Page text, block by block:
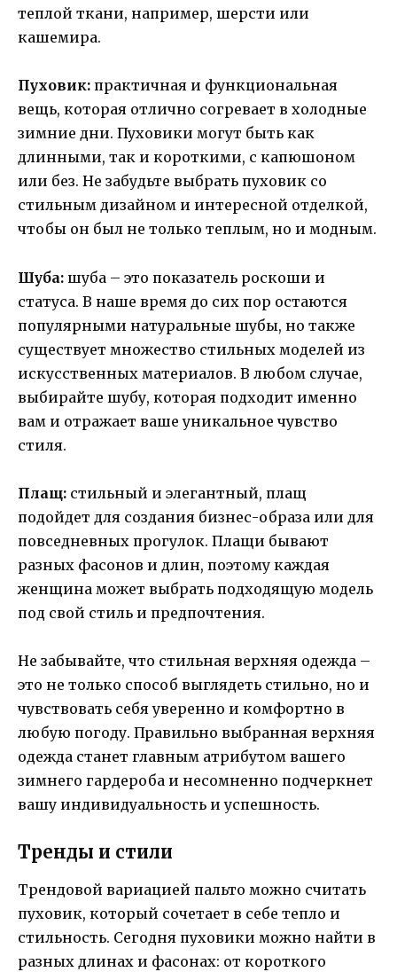
теплой ткани, например, шерсти или
кашемира.
Пуховик: практичная и функциональная
вещь, которая отлично согревает в холодные
зимние дни. Пуховики могут быть как
длинными, так и короткими, с капюшоном
или без. Не забудьте выбрать пуховик со
стильным дизайном и интересной отделкой,
чтобы он был не только теплым, но и модным.
Шуба: шуба – это показатель роскоши и
статуса. В наше время до сих пор остаются
популярными натуральные шубы, но также
существует множество стильных моделей из
искусственных материалов. В любом случае,
выбирайте шубу, которая подходит именно
вам и отражает ваше уникальное чувство
стиля.
Плащ: стильный и элегантный, плащ
подойдет для создания бизнес-образа или для
повседневных прогулок. Плащи бывают
разных фасонов и длин, поэтому каждая
женщина может выбрать подходящую модель
под свой стиль и предпочтения.
Не забывайте, что стильная верхняя одежда –
это не только способ выглядеть стильно, но и
чувствовать себя уверенно и комфортно в
любую погоду. Правильно выбранная верхняя
одежда станет главным атрибутом вашего
зимнего гардероба и несомненно подчеркнет
вашу индивидуальность и успешность.
Тренды и стили
Трендовой вариацией пальто можно считать
пуховик, который сочетает в себе тепло и
стильность. Сегодня пуховики можно найти в
разных длинах и фасонах: от короткого